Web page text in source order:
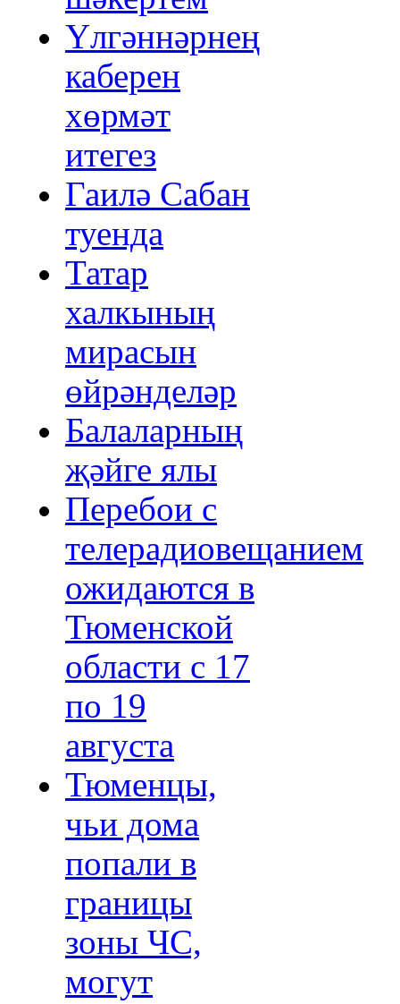
Үлгәннәрнең
каберен
хөрмәт
итегез
Гаилә Сабан
туенда
Татар
халкының
мирасын
өйрәнделәр
Балаларның
җәйге ялы
Перебои с
телерадиовещанием
ожидаются в
Тюменской
области с 17
по 19
августа
Тюменцы,
чьи дома
попали в
границы
зоны ЧС,
могут